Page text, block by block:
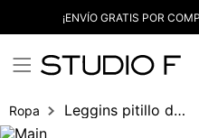
¡ENVÍO GRATIS POR
Ropa Leggins pitillo deportivo